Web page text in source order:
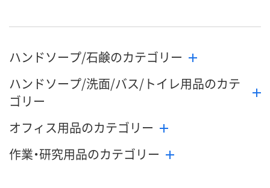
ハンドソープ/石鹸のカテゴリー
ハンドソープ/洗面/バス/トイレ用品のカテ
ゴリー
オフィス用品のカテゴリー
作業・研究用品のカテゴリー